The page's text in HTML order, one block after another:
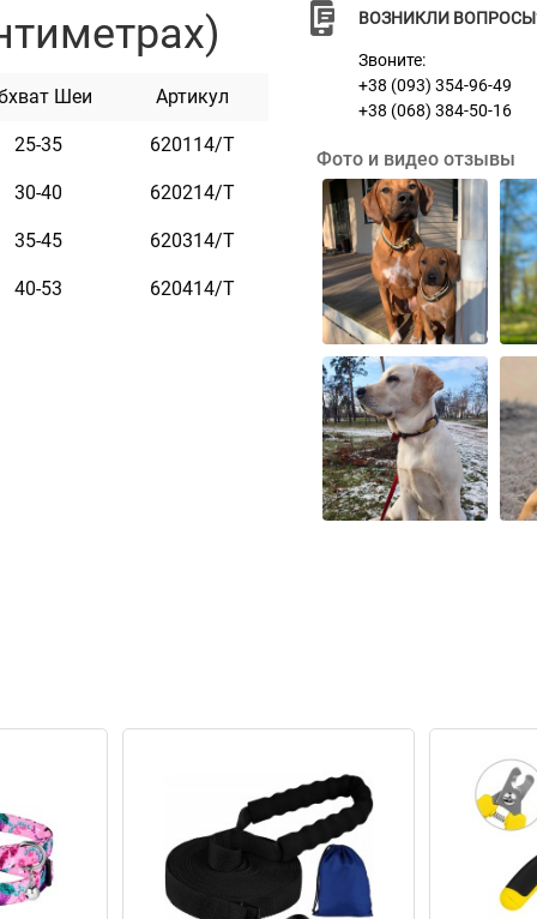
на котором
потускнеет в процессе
которая крайне прочна
фиолетовый, оранжевый,
Шеи Артикул
25-35 620114/Т
30-40 620214/Т
35-45 620314/Т
40-53 620414/Т
ВОЗНИКЛИ
Звоните:
+38 (093) 354-96-49
+38 (068) 384-50-16
Фото и видео отзывы